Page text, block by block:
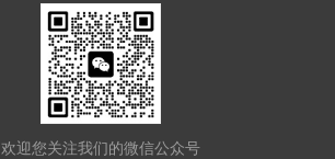
欢迎您关注我们的微信公众号